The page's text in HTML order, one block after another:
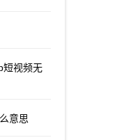
短视频无
意思